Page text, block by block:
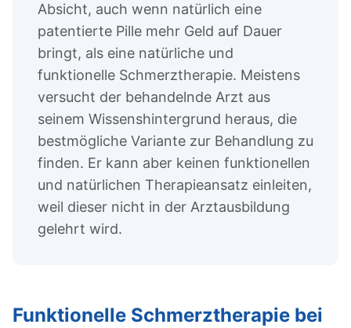
Absicht, auch wenn natürlich eine
patentierte Pille mehr Geld auf Dauer
bringt, als eine natürliche und
funktionelle Schmerztherapie. Meistens
versucht der behandelnde Arzt aus
seinem Wissenshintergrund heraus, die
bestmögliche Variante zur Behandlung zu
finden. Er kann aber keinen funktionellen
und natürlichen Therapieansatz einleiten,
weil dieser nicht in der Arztausbildung
gelehrt wird.
Funktionelle Schmerztherapie bei